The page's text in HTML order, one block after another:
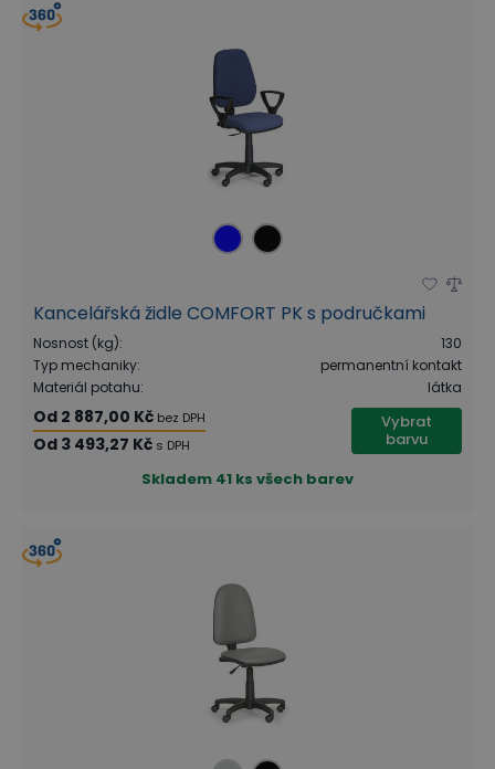
Kancelářská židle COMFORT PK s područkami
Nosnost (kg):
130
Typ mechaniky:
permanentní kontakt
Materiál potahu: látka
Od 2 887,00 Kč bez DPH
Od 3 493,27 Kč s DPH
Vybrat
barvu
Skladem 41 ks všech barev